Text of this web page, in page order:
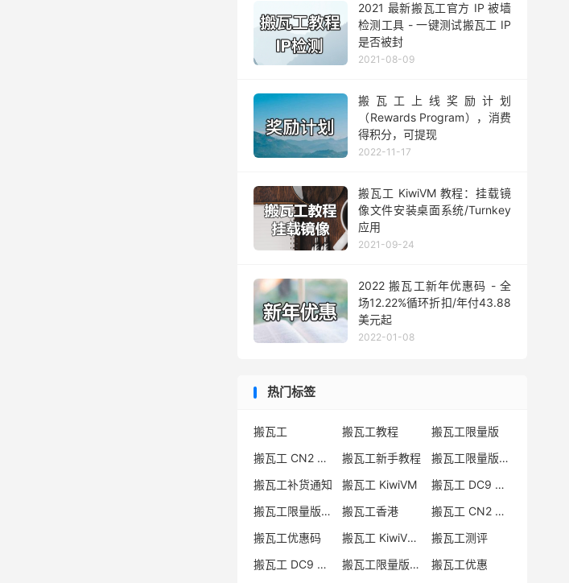
2021 最新搬瓦工官方 IP 被墙
检测工具 - 一键测试搬瓦工 IP
是否被封
2021-08-09
搬瓦工上线奖励计划
（Rewards Program），消费
得积分，可提现
2022-11-17
搬瓦工 KiwiVM 教程：挂载镜
像文件安装桌面系统/Turnkey
应用
2021-09-24
2022 搬瓦工新年优惠码 - 全
场12.22%循环折扣/年付43.88
美元起
2022-01-08
热门标签
搬瓦工 搬瓦工教程
搬瓦工限量版
搬瓦工 CN2 GIA
搬瓦工新手教程
搬瓦工限量版套餐
搬瓦工补货通知
搬瓦工 KiwiVM
搬瓦工 DC9 CN2 GIA
搬瓦工限量版补货
搬瓦工香港
搬瓦工 CN2 GIA-E
搬瓦工优惠码
搬瓦工 KiwiVM 教程
搬瓦工测评
搬瓦工 DC9 CN2 GIA 限量版
搬瓦工限量版补货通知
搬瓦工优惠